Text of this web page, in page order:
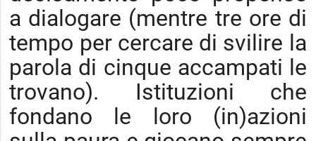
a dialogare (mentre tre ore di
tempo per cercare di svilire la
parola di cinque accampati le
trovano). Istituzioni che
fondano le loro (in)azioni